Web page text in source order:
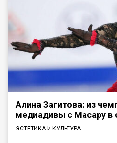
Алина Загитова: из
медиадивы с Масару в
ЭСТЕТИКА И КУЛЬТУРА